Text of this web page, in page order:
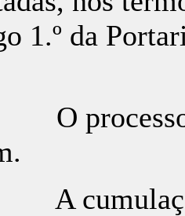
1.º da
não
de